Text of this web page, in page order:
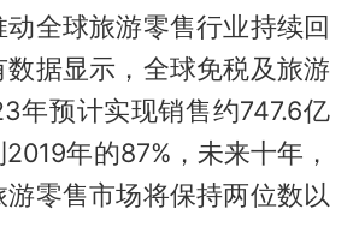
全球旅游零售行业持续回
数据显示，全球免税及旅游
年预计实现销售约747.6亿
年的87%，未来十年，
零售市场将保持两位数以